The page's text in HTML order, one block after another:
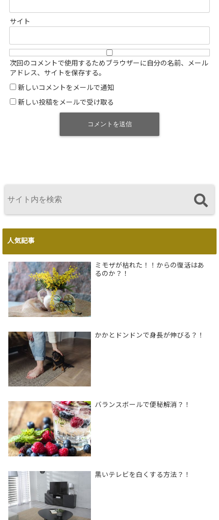
サイト
次回のコメントで使用するためブラウザーに自分の名前、メール
アドレス、サイトを保存する。
新しいコメントをメールで通知
新しい投稿をメールで受け取る
人気記事
ミモザが枯れた！！からの復活はあ
るのか？！
かかとドンドンで身長が伸びる？！
バランスボールで便秘解消？！
黒いテレビを白くする方法？！